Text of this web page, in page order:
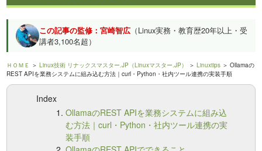
この記事の監修：宮崎智広 （Linux実務・教育歴20年以上・受
講者3,100名超）
ＨＯＭＥ ＞Linux技術 リナックスマスター.JP（Linuxマスター.JP） ＞Linuxtips ＞ Ollamaの
REST APIを業務システムに組み込む方法｜curl・Python・社内ツール連携の実装手順
Index
OllamaのREST APIを業務システムに組み込
む方法｜curl・Python・社内ツール連携の実
装手順